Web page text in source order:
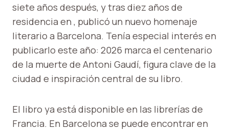
siete años después, y tras diez años de
residencia en , publicó un nuevo homenaje
literario a Barcelona. Tenía especial interés en
publicarlo este año: 2026 marca el centenario
de la muerte de Antoni Gaudí, figura clave de la
ciudad e inspiración central de su libro.
El libro ya está disponible en las librerías de
Francia. En Barcelona se puede encontrar en